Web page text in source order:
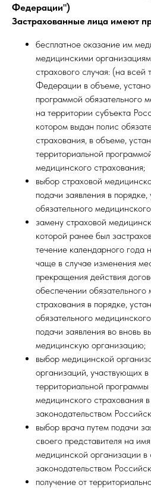
Федерации")
Застрахованные лица имеют
бесплатное оказание им
медицинскими
страхового случая: (на
Федерации в объеме,
программой обязательного
на территории субъекта
котором выдан полис
страхования, в объеме,
территориальной
медицинского страхования;
выбор страховой
подачи заявления в
обязательного
замену страховой
которой ранее был
течение календарного года
чаще в случае изменения
прекращения действия
обеспечении обязательного
страхования в порядке,
обязательного
подачи заявления во вновь
медицинскую организацию;
выбор медицинской
организаций, участвующих
территориальной программы
медицинского страхования
законодательством
выбор врача путем подачи
своего представителя на
медицинской организации в
законодательством
получение от